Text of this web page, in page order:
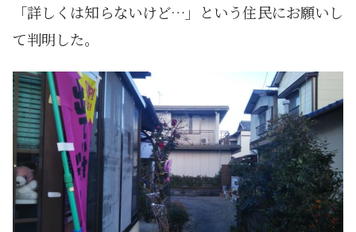
「詳しくは知らないけど…」という住民にお願いし
て判明した。